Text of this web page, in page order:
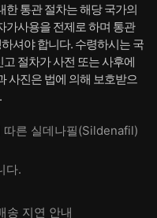
한 통관 절차는 해당 국가의
가사용을 전제로 하며 통관
셔야 합니다. 수령하시는 국
절차가 사전 또는 사후에
사진은 법에 의해 보호받으
따른 실데나필(Sildenafil)
다.
송 지연 안내